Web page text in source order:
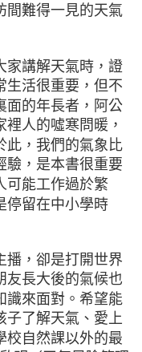
間難得一見的天氣
家講解天氣時，證
生活很重要，但不
面的年長者，阿公
人的噓寒問暖，
此，我們的氣象比
驗，是本書很重要
可能工作過於繁
停留在中小學時
播，卻是打開世界
友長大後的氣候也
識來面對。希望能
子了解天氣、愛上
校自然課以外的最